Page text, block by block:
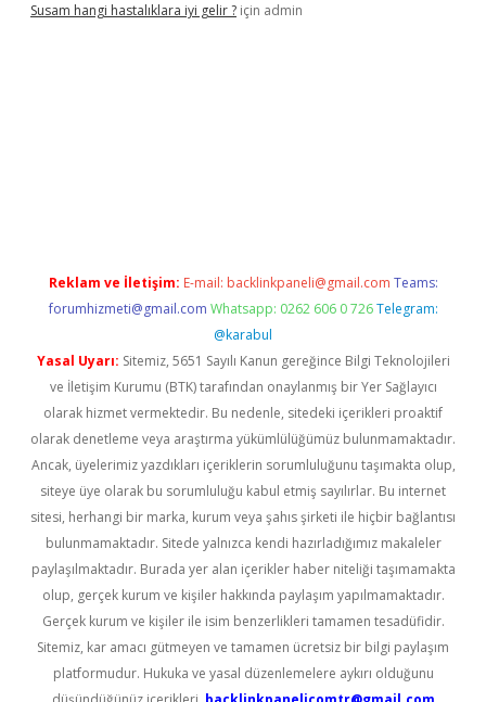
Susam hangi hastalıklara iyi gelir ? için admin
Reklam ve İletişim: E-mail: backlinkpaneli@gmail.com Teams:
forumhizmeti@gmail.com Whatsapp: 0262 606 0 726 Telegram:
@karabul
Yasal Uyarı: Sitemiz, 5651 Sayılı Kanun gereğince Bilgi Teknolojileri
ve İletişim Kurumu (BTK) tarafından onaylanmış bir Yer Sağlayıcı
olarak hizmet vermektedir. Bu nedenle, sitedeki içerikleri proaktif
olarak denetleme veya araştırma yükümlülüğümüz bulunmamaktadır.
Ancak, üyelerimiz yazdıkları içeriklerin sorumluluğunu taşımakta olup,
siteye üye olarak bu sorumluluğu kabul etmiş sayılırlar. Bu internet
sitesi, herhangi bir marka, kurum veya şahıs şirketi ile hiçbir bağlantısı
bulunmamaktadır. Sitede yalnızca kendi hazırladığımız makaleler
paylaşılmaktadır. Burada yer alan içerikler haber niteliği taşımamakta
olup, gerçek kurum ve kişiler hakkında paylaşım yapılmamaktadır.
Gerçek kurum ve kişiler ile isim benzerlikleri tamamen tesadüfidir.
Sitemiz, kar amacı gütmeyen ve tamamen ücretsiz bir bilgi paylaşım
platformudur. Hukuka ve yasal düzenlemelere aykırı olduğunu